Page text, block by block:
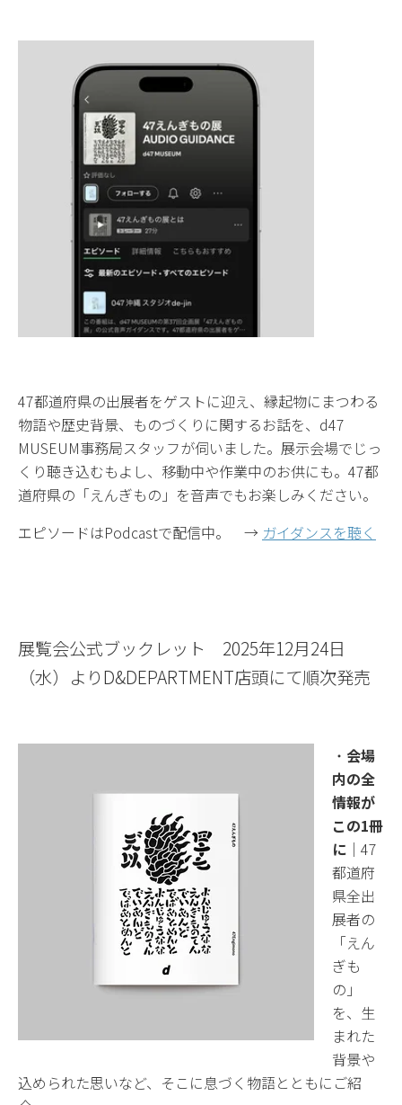
47都道府県の出展者をゲストに迎え、縁起物にまつわる
物語や歴史背景、ものづくりに関するお話を、d47
MUSEUM事務局スタッフが伺いました。展示会場でじっ
くり聴き込むもよし、移動中や作業中のお供にも。47都
道府県の「えんぎもの」を音声でもお楽しみください。
エピソードはPodcastで配信中。 → ガイダンスを聴く
展覧会公式ブックレット 2025年12月24日
（水）よりD&DEPARTMENT店頭にて順次発売
・ 会場
内の全
情報が
この1冊
に ｜47
都道府
県全出
展者の
「えん
ぎも
の」
を、生
まれた
背景や
込められた思いなど、そこに息づく物語とともにご紹